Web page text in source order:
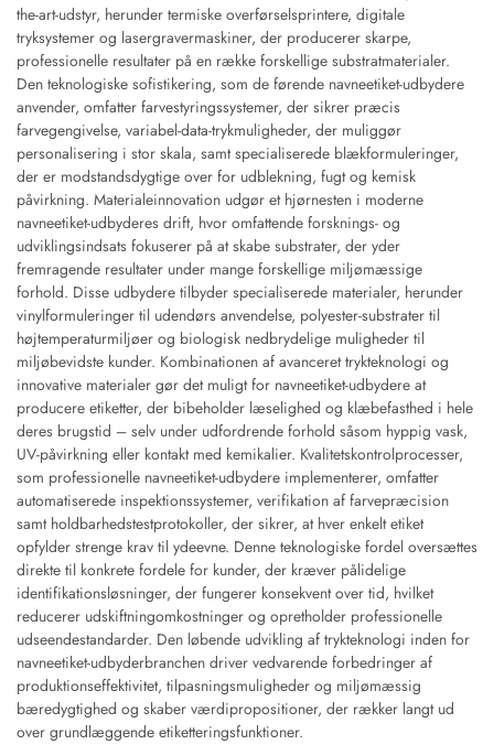
the-art-udstyr, herunder termiske overførselsprintere, digitale
tryksystemer og lasergravermaskiner, der producerer skarpe,
professionelle resultater på en række forskellige substratmaterialer.
Den teknologiske sofistikering, som de førende navneetiket-udbydere
anvender, omfatter farvestyringssystemer, der sikrer præcis
farvegengivelse, variabel-data-trykmuligheder, der muliggør
personalisering i stor skala, samt specialiserede blækformuleringer,
der er modstandsdygtige over for udblekning, fugt og kemisk
påvirkning. Materialeinnovation udgør et hjørnesten i moderne
navneetiket-udbyderes drift, hvor omfattende forsknings- og
udviklingsindsats fokuserer på at skabe substrater, der yder
fremragende resultater under mange forskellige miljømæssige
forhold. Disse udbydere tilbyder specialiserede materialer, herunder
vinylformuleringer til udendørs anvendelse, polyester-substrater til
højtemperaturmiljøer og biologisk nedbrydelige muligheder til
miljøbevidste kunder. Kombinationen af avanceret trykteknologi og
innovative materialer gør det muligt for navneetiket-udbydere at
producere etiketter, der bibeholder læselighed og klæbefasthed i hele
deres brugstid – selv under udfordrende forhold såsom hyppig vask,
UV-påvirkning eller kontakt med kemikalier. Kvalitetskontrolprocesser,
som professionelle navneetiket-udbydere implementerer, omfatter
automatiserede inspektionssystemer, verifikation af farvepræcision
samt holdbarhedstestprotokoller, der sikrer, at hver enkelt etiket
opfylder strenge krav til ydeevne. Denne teknologiske fordel oversættes
direkte til konkrete fordele for kunder, der kræver pålidelige
identifikationsløsninger, der fungerer konsekvent over tid, hvilket
reducerer udskiftningomkostninger og opretholder professionelle
udseendestandarder. Den løbende udvikling af trykteknologi inden for
navneetiket-udbyderbranchen driver vedvarende forbedringer af
produktionseffektivitet, tilpasningsmuligheder og miljømæssig
bæredygtighed og skaber værdipropositioner, der rækker langt ud
over grundlæggende etiketteringsfunktioner.